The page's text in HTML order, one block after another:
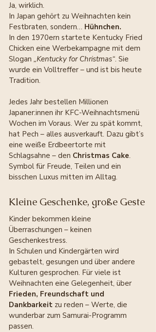
Ja, wirklich.
In Japan gehört zu Weihnachten kein
Festbraten, sondern… Hühnchen.
In den 1970ern startete Kentucky Fried
Chicken eine Werbekampagne mit dem
Slogan „Kentucky for Christmas“. Sie
wurde ein Volltreffer – und ist bis heute
Tradition.
Jedes Jahr bestellen Millionen
Japaner:innen ihr KFC-Weihnachtsmenü
Wochen im Voraus. Wer zu spät kommt,
hat Pech – alles ausverkauft. Dazu gibt’s
eine weiße Erdbeertorte mit
Schlagsahne – den Christmas Cake.
Symbol für Freude, Teilen und ein
bisschen Luxus mitten im Alltag.
Kleine Geschenke, große Geste
Kinder bekommen kleine
Überraschungen – keinen
Geschenkestress.
In Schulen und Kindergärten wird
gebastelt, gesungen und über andere
Kulturen gesprochen. Für viele ist
Weihnachten eine Gelegenheit, über
Frieden, Freundschaft und
Dankbarkeit zu reden – Werte, die
wunderbar zum Samurai-Programm
passen.